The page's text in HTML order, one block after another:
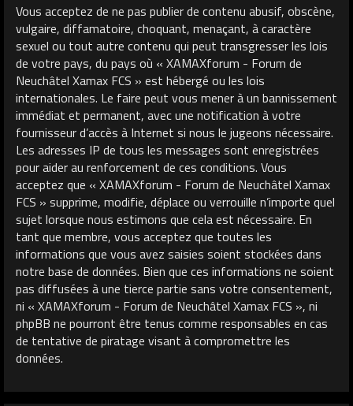
Vous acceptez de ne pas publier de contenu abusif, obscène,
vulgaire, diffamatoire, choquant, menaçant, à caractère
sexuel ou tout autre contenu qui peut transgresser les lois
de votre pays, du pays où « XAMAXforum - Forum de
Neuchâtel Xamax FCS » est hébergé ou les lois
internationales. Le faire peut vous mener à un bannissement
immédiat et permanent, avec une notification à votre
fournisseur d’accès à Internet si nous le jugeons nécessaire.
Les adresses IP de tous les messages sont enregistrées
pour aider au renforcement de ces conditions. Vous
acceptez que « XAMAXforum - Forum de Neuchâtel Xamax
FCS » supprime, modifie, déplace ou verrouille n’importe quel
sujet lorsque nous estimons que cela est nécessaire. En
tant que membre, vous acceptez que toutes les
informations que vous avez saisies soient stockées dans
notre base de données. Bien que ces informations ne soient
pas diffusées à une tierce partie sans votre consentement,
ni « XAMAXforum - Forum de Neuchâtel Xamax FCS », ni
phpBB ne pourront être tenus comme responsables en cas
de tentative de piratage visant à compromettre les
données.